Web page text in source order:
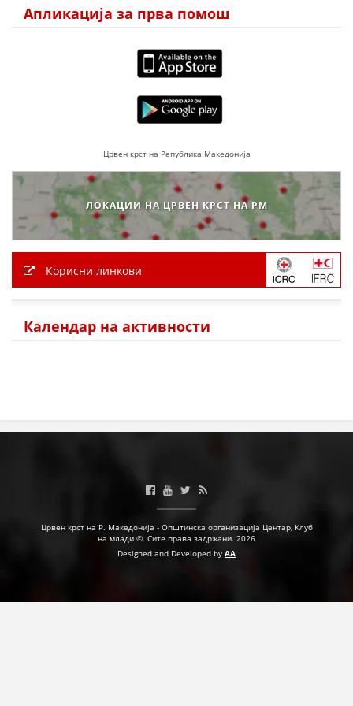
Апликација за прва помош
Црвен крст на Република Македонија
ЛОКАЦИИ НА ЦРВЕН КРСТ НА РМ
Корисни линкови
Календар на активности
Црвен крст на Р. Македонија - Општинска организација Центар, Клуб
на млади ©. Сите права задржани. 2026
Designed and Developed by AA